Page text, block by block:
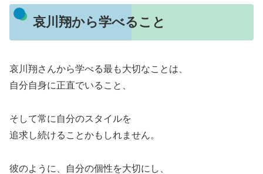
哀川翔から学べること
哀川翔さんから学べる最も大切なことは、
自分自身に正直でいること、
そして常に自分のスタイルを
追求し続けることかもしれません。
彼のように、自分の個性を大切にし、